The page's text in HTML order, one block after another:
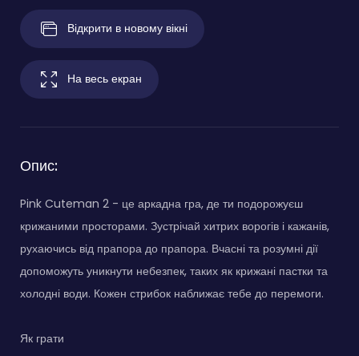
Відкрити в новому вікні
На весь екран
Опис:
Pink Cuteman 2 - це аркадна гра, де ти подорожуєш
крижаними просторами. Зустрічай хитрих ворогів і кажанів,
рухаючись від прапора до прапора. Вчасні та розумні дії
допоможуть уникнути небезпек, таких як крижані пастки та
холодні води. Кожен стрибок наближає тебе до перемоги.
Як грати